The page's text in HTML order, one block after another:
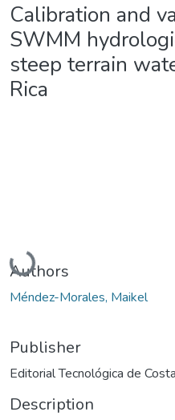
Calibration and
SWMM
steep terrain
Rica
Loading...
Authors
Méndez-Morales, Maikel
Publisher
Editorial Tecnológica de
Description